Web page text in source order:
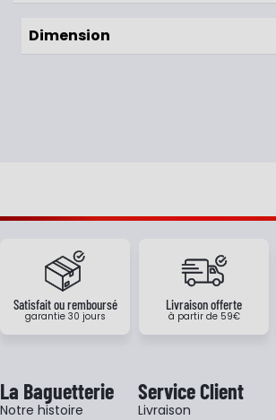
Dimension
Satisfait ou remboursé
garantie 30 jours
Livraison offerte
à partir de 59€
La Baguetterie
Notre histoire
Service Client
Livraison